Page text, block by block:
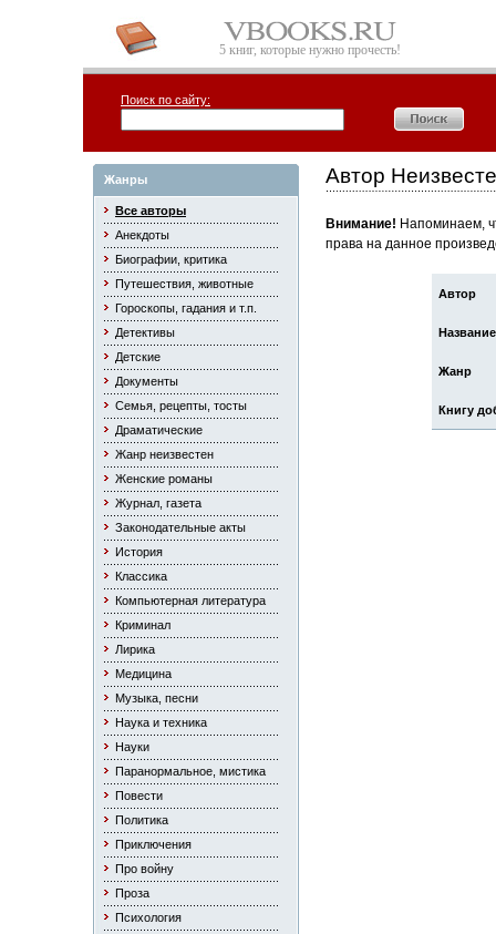
5 книг, которые нужно прочесть!
Поиск по сайту:
Жанры
Все авторы
Анекдоты
Биографии, критика
Путешествия, животные
Гороскопы, гадания и т.п.
Детективы
Детские
Документы
Семья, рецепты, тосты
Драматические
Жанр неизвестен
Женские романы
Журнал, газета
Законодательные акты
История
Классика
Компьютерная литература
Криминал
Лирика
Медицина
Музыка, песни
Наука и техника
Науки
Паранормальное, мистика
Повести
Политика
Приключения
Про войну
Проза
Психология
Автор
Внимание! Напоминаем,
права на данное
Автор
Название
Жанр
Книгу